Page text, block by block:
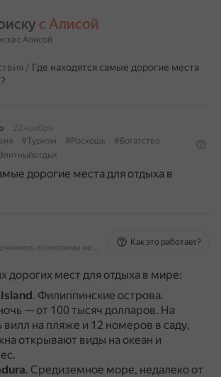
с Алисой
с Алисой
/ Где находятся самые дорогие места
22 ноября
#Туризм #Роскошь
#Богатство
дорогие места для отдыха в
На основе источников, возможны неточности
Как это работает?
дорогих мест для отдыха в мире:
. Филиппинские острова.
— от 100 тысяч долларов. На
на пляже и 12 номеров в саду,
открывают виды на океан и
. Средиземное море, недалеко от